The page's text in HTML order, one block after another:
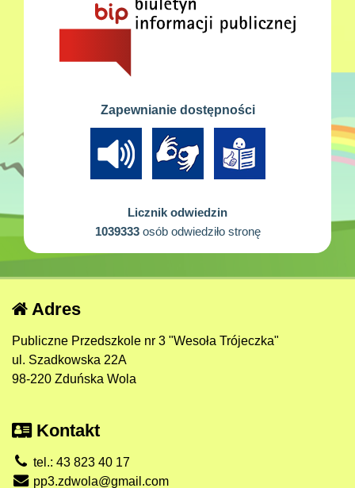
Zapewnianie dostępności
Licznik odwiedzin
1039333osób odwiedziło stronę
Adres
Publiczne Przedszkole nr 3 "Wesoła Trójeczka"
ul. Szadkowska 22A
98-220 Zduńska Wola
Kontakt
tel.: 43 823 40 17
pp3.zdwola@gmail.com